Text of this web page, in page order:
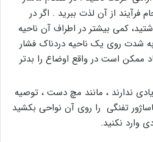
فرآیند از آن لذت ببرید . اگر در
کمی بیشتر در اطراف آن ناحیه
شدت روی یک ناحیه دردناک فشار
ممکن است در واقع اوضاع را بدتر
ندارند ، مانند مچ دست ، توصیه
تفنگی را روی آن نواحی بکشید
وارد نکنید.